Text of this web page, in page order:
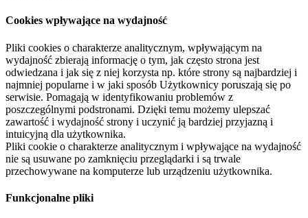
Cookies wpływające na wydajność
Pliki cookies o charakterze analitycznym, wpływającym na
wydajność zbierają informację o tym, jak często strona jest
odwiedzana i jak się z niej korzysta np. które strony są najbardziej i
najmniej popularne i w jaki sposób Użytkownicy poruszają się po
serwisie. Pomagają w identyfikowaniu problemów z
poszczególnymi podstronami. Dzięki temu możemy ulepszać
zawartość i wydajność strony i uczynić ją bardziej przyjazną i
intuicyjną dla użytkownika.
Pliki cookie o charakterze analitycznym i wpływające na wydajność
nie są usuwane po zamknięciu przeglądarki i są trwale
przechowywane na komputerze lub urządzeniu użytkownika.
Funkcjonalne pliki